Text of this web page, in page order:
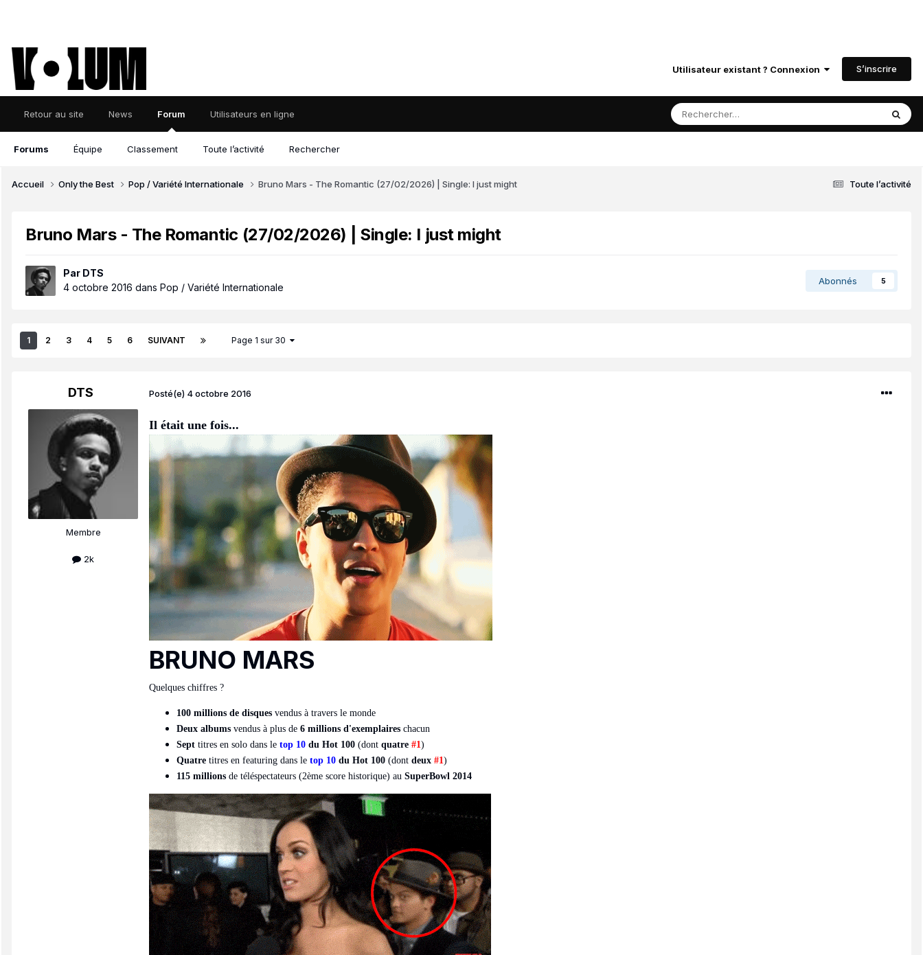
Utilisateur existant ? Connexion S’inscrire
Retour au site News Forum
Forums Équipe Classement Toute l’activité Rechercher
Utilisateurs en ligne
Toute l’activité
Accueil Only the Best Pop / Variété Internationale Bruno Mars - The Romantic (27/02/2026) | Single: I just might
Bruno Mars - The Romantic (27/02/2026) | Single: I just might
Par DTS
4 octobre 2016 dans Pop / Variété Internationale
Abonnés 5
1 2 3 4 5 6 SUIVANT Page 1 sur 30
DTS
Membre
2k
Posté(e) 4 octobre 2016
Il était une fois...
BRUNO MARS
Quelques chiffres ?
100 millions de disques vendus à travers le monde
Deux albums vendus à plus de 6 millions d'exemplaires chacun
Sept titres en solo dans le top 10 du Hot 100 (dont quatre #1)
Quatre titres en featuring dans le top 10 du Hot 100 (dont deux #1)
115 millions de téléspectateurs (2ème score historique) au SuperBowl 2014